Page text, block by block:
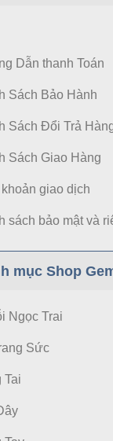
Dẫn thanh Toán
Sách Bảo Hành
Sách Đổi Trả
Sách Giao Hàng
giao dịch
sách bảo mật và
mục Shop
Ngọc Trai
Sức
Tai